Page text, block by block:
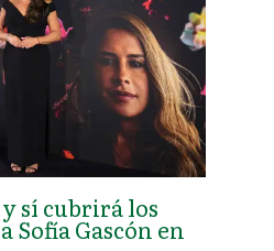
sí cubrirá los
Sofía Gascón en